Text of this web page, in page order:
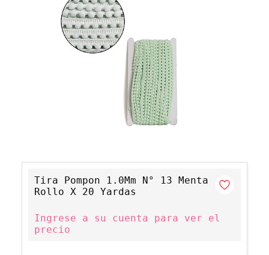
Tira Pompon 1.0Mm N° 13 Menta
Rollo X 20 Yardas
Ingrese a su cuenta para ver el
precio